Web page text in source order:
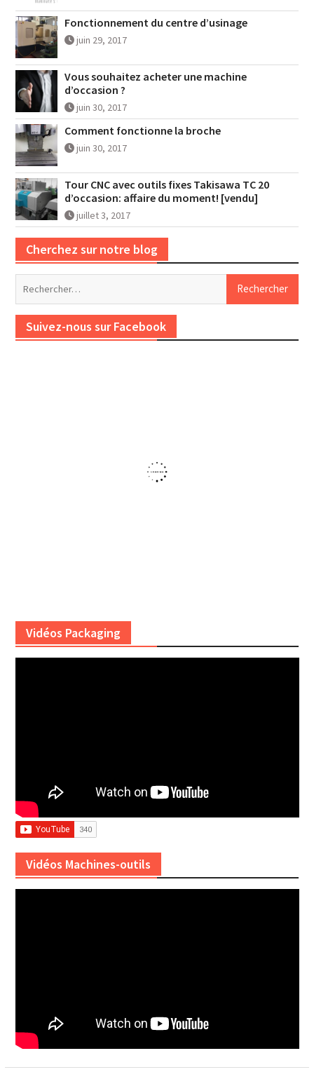
Fonctionnement du centre d’usinage
juin 29, 2017
Vous souhaitez acheter une machine
d’occasion ?
juin 30, 2017
Comment fonctionne la broche
juin 30, 2017
Tour CNC avec outils fixes Takisawa TC 20
d’occasion: affaire du moment! [vendu]
juillet 3, 2017
Cherchez sur notre blog
Suivez-nous sur Facebook
Vidéos Packaging
Vidéos Machines-outils